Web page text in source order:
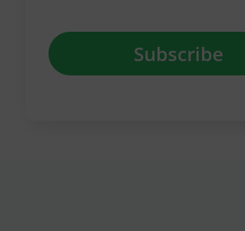
Subscribe